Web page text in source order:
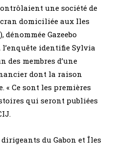
une société de
domiciliée aux Iles
Gazeebo
l’enquête identifie Sylvia
des membres d’une
dont la raison
« Ce sont les premières
qui seront publiées
du Gabon et Îles